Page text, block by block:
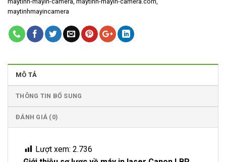
maytinhmayincamera
MÔ TẢ
THÔNG TIN BỔ SUNG
ĐÁNH GIÁ (0)
Lượt xem: 2.736